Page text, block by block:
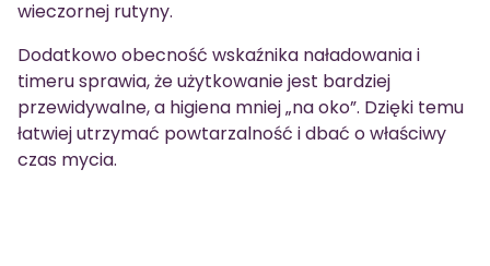
wieczornej rutyny.
Dodatkowo obecność wskaźnika naładowania i
timeru sprawia, że użytkowanie jest bardziej
przewidywalne, a higiena mniej „na oko”. Dzięki temu
łatwiej utrzymać powtarzalność i dbać o właściwy
czas mycia.